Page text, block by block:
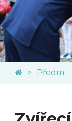
Předměty